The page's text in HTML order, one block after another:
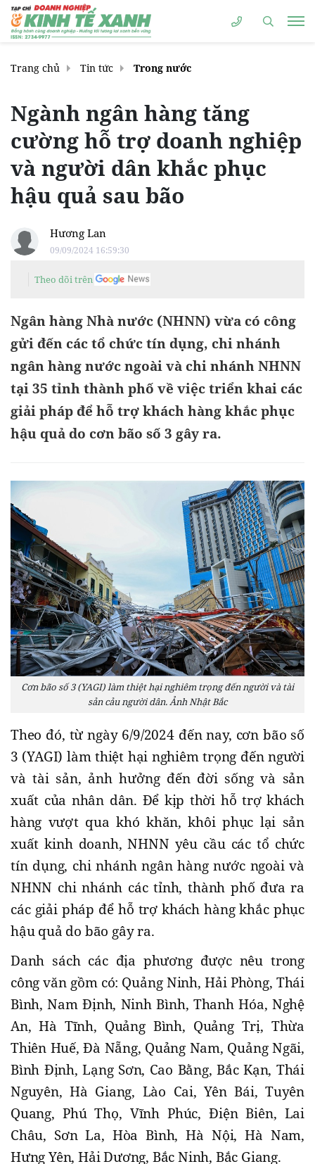
Trang chủ Tin tức Trong nước
Ngành ngân hàng tăng
cường hỗ trợ doanh nghiệp
và người dân khắc phục
hậu quả sau bão
Hương Lan
09/09/2024 16:59:30
Theo dõi trên
Ngân hàng Nhà nước (NHNN) vừa có công
gửi đến các tổ chức tín dụng, chi nhánh
ngân hàng nước ngoài và chi nhánh NHNN
tại 35 tỉnh thành phố về việc triển khai các
giải pháp để hỗ trợ khách hàng khắc phục
hậu quả do cơn bão số 3 gây ra.
Cơn bão số 3 (YAGI) làm thiệt hại nghiêm trọng đến người và tài
sản cảu người dân. Ảnh Nhật Bắc
Theo đó, từ ngày 6/9/2024 đến nay, cơn bão số
3 (YAGI) làm thiệt hại nghiêm trọng đến người
và tài sản, ảnh hưởng đến đời sống và sản
xuất của nhân dân. Để kịp thời hỗ trợ khách
hàng vượt qua khó khăn, khôi phục lại sản
xuất kinh doanh, NHNN yêu cầu các tổ chức
tín dụng, chi nhánh ngân hàng nước ngoài và
NHNN chi nhánh các tỉnh, thành phố đưa ra
các giải pháp để hỗ trợ khách hàng khắc phục
hậu quả do bão gây ra.
Danh sách các địa phương được nêu trong
công văn gồm có: Quảng Ninh, Hải Phòng, Thái
Bình, Nam Định, Ninh Bình, Thanh Hóa, Nghệ
An, Hà Tĩnh, Quảng Bình, Quảng Trị, Thừa
Thiên Huế, Đà Nẵng, Quảng Nam, Quảng Ngãi,
Bình Định, Lạng Sơn, Cao Bằng, Bắc Kạn, Thái
Nguyên, Hà Giang, Lào Cai, Yên Bái, Tuyên
Quang, Phú Thọ, Vĩnh Phúc, Điện Biên, Lai
Châu, Sơn La, Hòa Bình, Hà Nội, Hà Nam,
Hưng Yên, Hải Dương, Bắc Ninh, Bắc Giang.